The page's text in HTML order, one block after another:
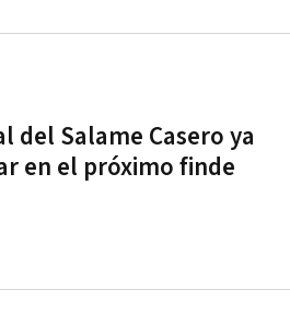
del Salame Casero ya
en el próximo finde